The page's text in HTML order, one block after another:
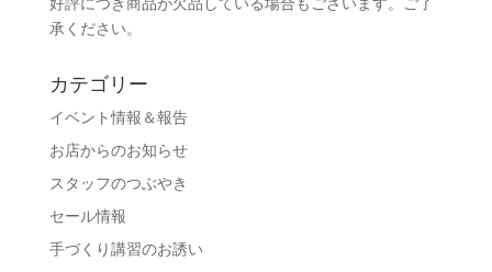
承ください。
カテゴリー
イベント情報＆報告
お店からのお知らせ
スタッフのつぶやき
セール情報
手づくり講習のお誘い